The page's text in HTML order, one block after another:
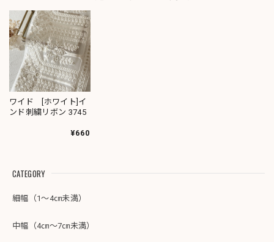
ワイド [ホワイト]イ
ンド刺繍リボン 3745
¥660
CATEGORY
細幅（1～4㎝未満）
中幅（4㎝～7㎝未満）